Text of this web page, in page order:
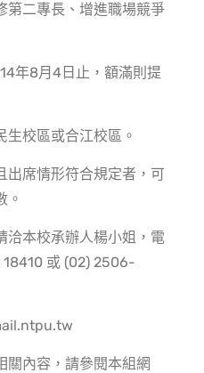
第二專長、增進職場競爭
年8月4日止，額滿則提
生校區或合江校區。
出席情形符合規定者，可
。
洽本校承辦人楊小姐，電
或 (02) 2506-
關內容，請參閱本組網